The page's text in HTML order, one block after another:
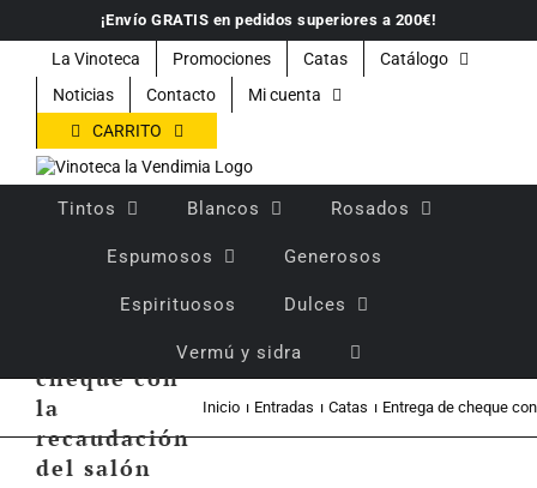
contenido
¡Envío GRATIS en pedidos superiores a 200€!
La Vinoteca Promociones Catas
Catálogo
Noticias
Contacto
Mi cuenta
CARRITO
Tintos Blancos Rosados
Espumosos Generosos
Espirituosos Dulces
Vermú y sidra
cheque con
la
recaudación
del salón
Inicio Entradas Catas Entrega de cheque
Ver